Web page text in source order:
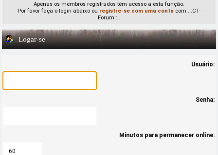
Apenas os membros registrados têm acesso a esta função.
Por favor faça o login abaixo ou registre-se com uma conta com .::CT-
Forum::..
Logar-se
Usuário:
Senha:
Minutos para permanecer online: